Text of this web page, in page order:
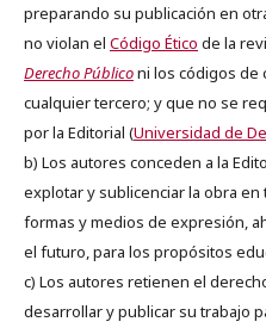
preparando su publicación en
no violan el Código Ético de la
Derecho Públiconi los códigos de
cualquier tercero; y que no se
por la Editorial (Universidad de
b) Los autores conceden a la
explotar y sublicenciar la obra
formas y medios de expresión,
el futuro, para los propósitos
c) Los autores retienen el
desarrollar y publicar su trabajo